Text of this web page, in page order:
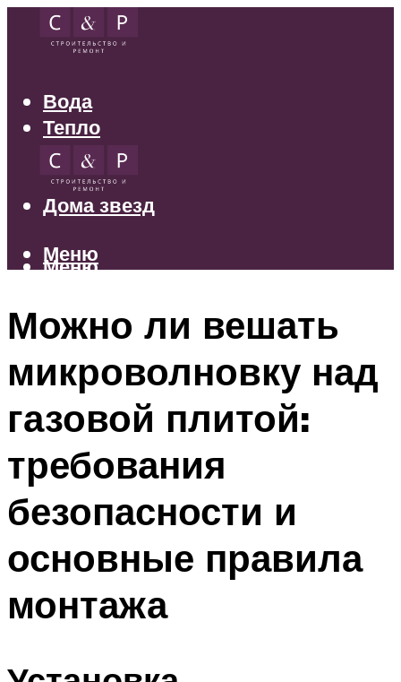
Вода
Тепло
Электрика
Свет
Дома звезд
Меню
Меню
Можно ли вешать
микроволновку над
газовой плитой:
требования
безопасности и
основные правила
монтажа